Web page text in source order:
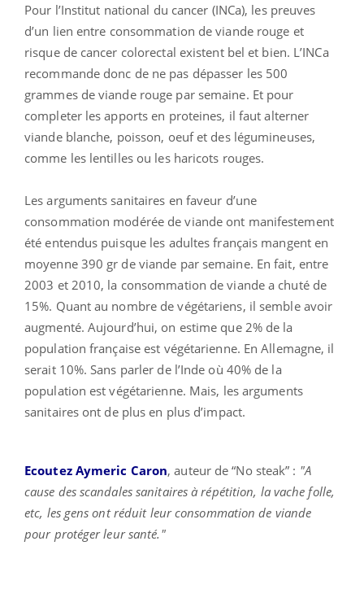
Pour l’Institut national du cancer (INCa), les preuves
d’un lien entre consommation de viande rouge et
risque de cancer colorectal existent bel et bien. L’INCa
recommande donc de ne pas dépasser les 500
grammes de viande rouge par semaine. Et pour
completer les apports en proteines, il faut alterner
viande blanche, poisson, oeuf et des légumineuses,
comme les lentilles ou les haricots rouges.
Les arguments sanitaires en faveur d’une
consommation modérée de viande ont manifestement
été entendus puisque les adultes français mangent en
moyenne 390 gr de viande par semaine. En fait, entre
2003 et 2010, la consommation de viande a chuté de
15%. Quant au nombre de végétariens, il semble avoir
augmenté. Aujourd’hui, on estime que 2% de la
population française est végétarienne. En Allemagne, il
serait 10%. Sans parler de l’Inde où 40% de la
population est végétarienne. Mais, les arguments
sanitaires ont de plus en plus d’impact.
Ecoutez Aymeric Caron, auteur de “No steak” : "A
cause des scandales sanitaires à répétition, la vache folle,
etc, les gens ont réduit leur consommation de viande
pour protéger leur santé."